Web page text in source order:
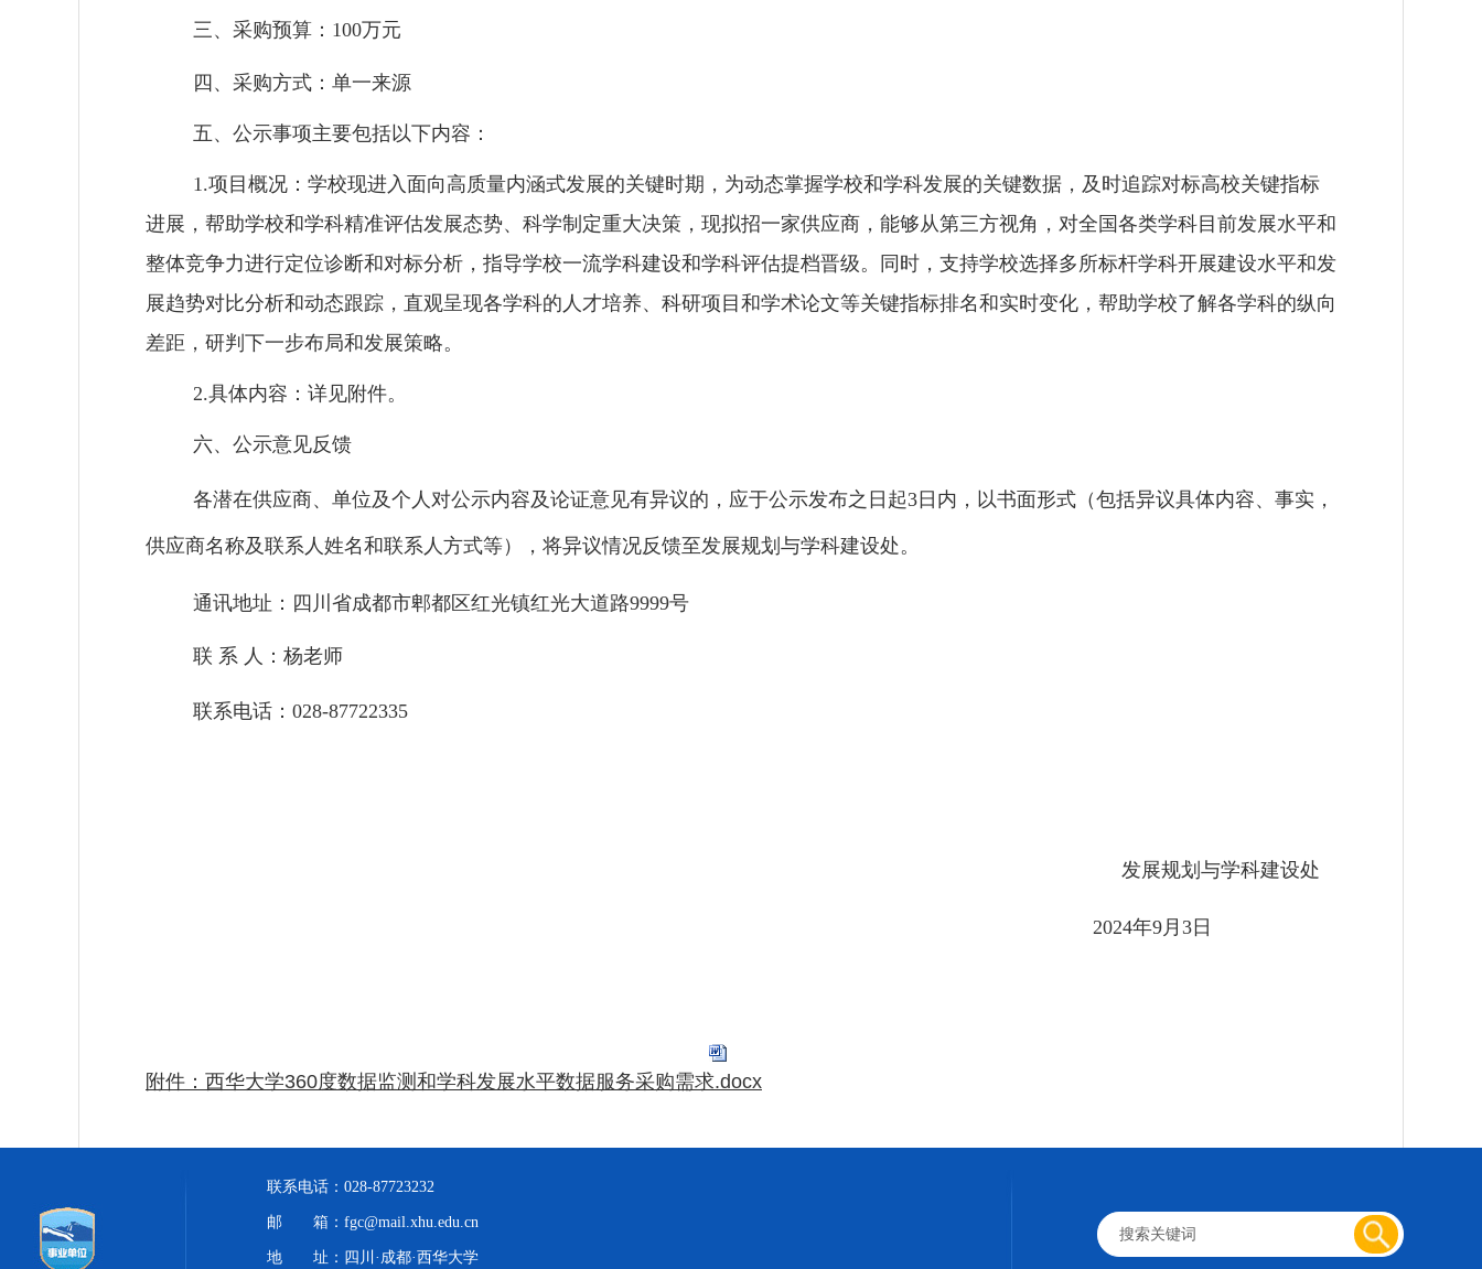
三、采购预算： 100万元
四、采购方式：单一来源
五、公示事项主要包括以下内容：
1.项目概况：学校现进入面向高质量内涵式发展的关键时期，为动态掌握学校和学科发展的关键数据，及时追踪对标高校关键指标
进展，帮助学校和学科精准评估发展态势、科学制定重大决策，现拟招一家供应商，能够从第三方视角，对全国各类学科目前发展水平和
整体竞争力进行定位诊断和对标分析，指导学校一流学科建设和学科评估提档晋级。同时，支持学校选择多所标杆学科开展建设水平和发
展趋势对比分析和动态跟踪，直观呈现各学科的人才培养、科研项目和学术论文等关键指标排名和实时变化，帮助学校了解各学科的纵向
差距，研判下一步布局和发展策略。
2.具体内容：详见附件。
六、公示意见反馈
各潜在供应商、单位及个人对公示内容及论证意见有异议的，应于公示发布之日起3 日内，以书面形式（包括异议具体内容、事实，
供应商名称及联系人姓名和联系人方式等），将异议情况反馈至发展规划与学科建设处。
通讯地址：四川省成都市郫都区红光镇红光大道路9999号
联 系 人：杨老师
联系电话： 028-87722335
发展规划与学科建设处
2024年9月 3 日
附件：西华大学360度数据监测和学科发展水平数据服务采购需求.docx
联系电话：028-87723232
邮 箱：fgc@mail.xhu.edu.cn
地 址：四川·成都·西华大学